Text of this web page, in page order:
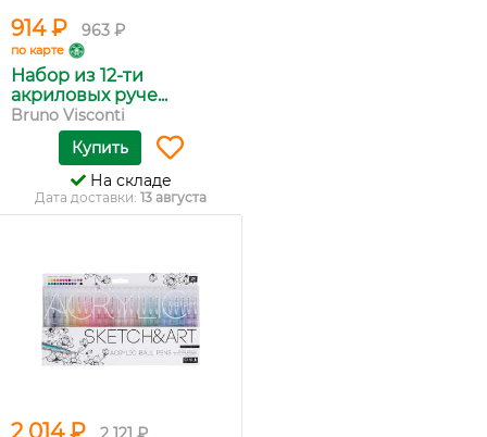
914 ₽ 963 ₽
по карте
Набор из 12-ти
акриловых руче...
Bruno Visconti
Купить
На складе
Дата доставки: 13 августа
2 014 ₽